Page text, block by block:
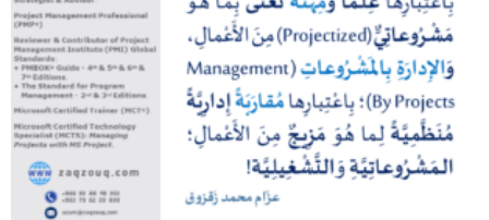
إدارة المشروعات والإدارة بالمشروعات